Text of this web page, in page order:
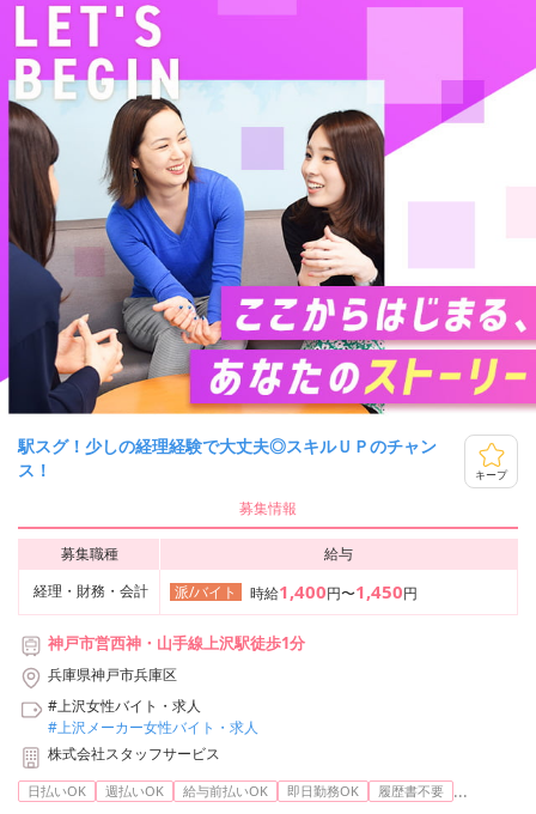
駅スグ！少しの経理経験で大丈夫◎スキルＵＰのチャン
ス！
キープ
募集情報
募集職種
給与
経理・財務・会計
派/バイト 時給1,400円〜1,450円
神戸市営西神・山手線上沢駅徒歩1分
兵庫県神戸市兵庫区
#上沢女性バイト・求人
#上沢メーカー女性バイト・求人
株式会社スタッフサービス
日払いOK 週払いOK 給与前払いOK 即日勤務OK 履歴書不要 ...